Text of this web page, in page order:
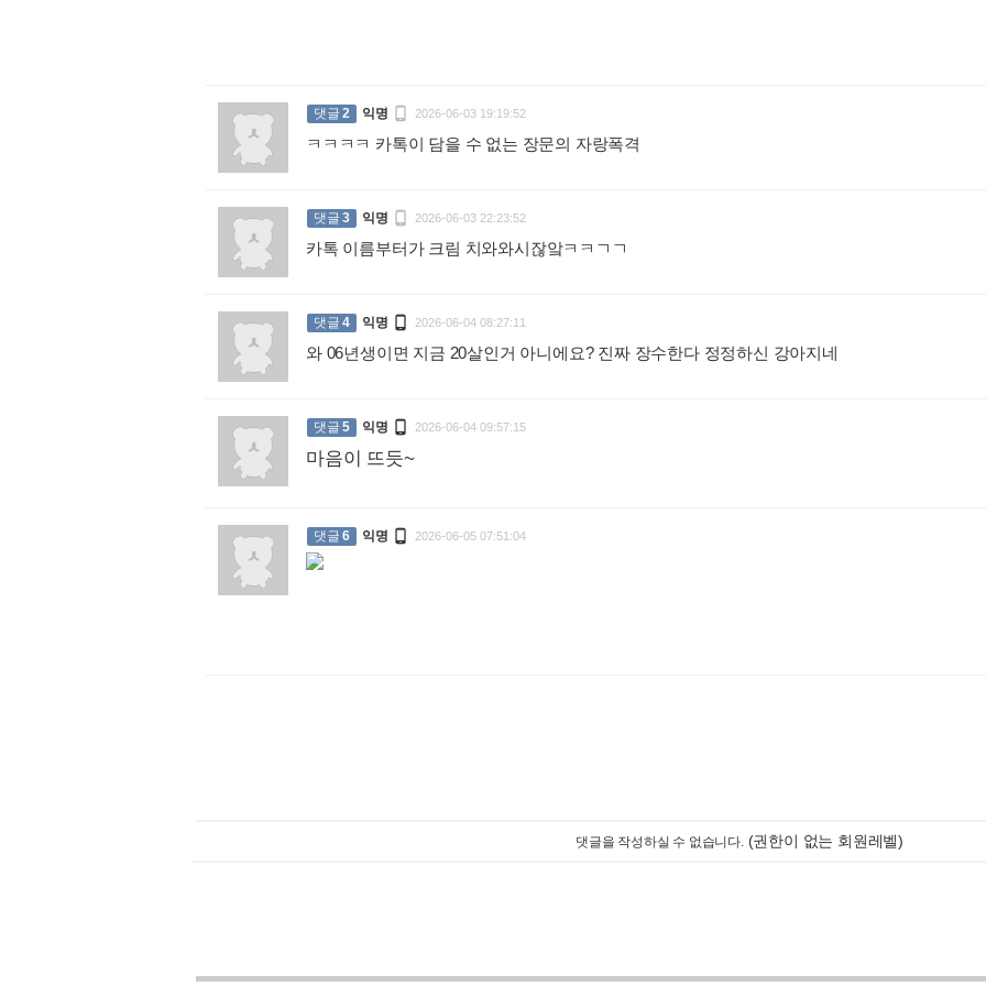
댓글2 익명  2026-06-03 19:19:52
ㅋㅋㅋㅋ 카톡이 담을 수 없는 장문의 자랑폭격
댓글3 익명  2026-06-03 22:23:52
카톡 이름부터가 크림 치와와시잖앜ㅋㅋㄱㄱ
댓글4 익명  2026-06-04 08:27:11
와 06년생이면 지금 20살인거 아니에요? 진짜 장수한다 정정하신 강아지네
댓글5 익명  2026-06-04 09:57:15
마음이 뜨듯~
댓글6 익명  2026-06-05 07:51:04
댓글을 작성하실 수 없습니다. (권한이 없는 회원레벨)